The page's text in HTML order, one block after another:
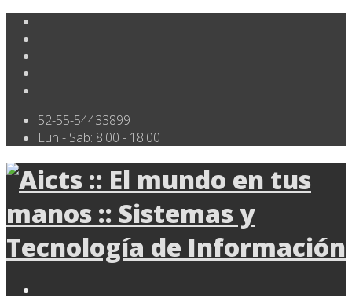
52-55-54433899
Lun - Sab: 8:00 - 18:00